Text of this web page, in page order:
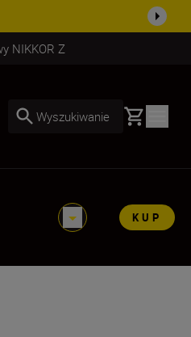
NIKKOR Z
Wyszukiwanie Basket
KUP